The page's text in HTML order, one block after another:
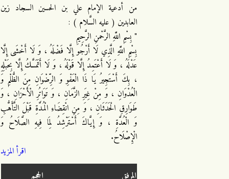
من أدعية الإمام علي بن الحسين السجاد زين
العابدين ( عليه السَّلام ) :
" بِسْمِ اللَّهِ الرَّحْمنِ الرَّحِيمِ
بِسْمِ اللَّهِ الَّذِي لَا أَرْجُو إِلَّا فَضْلَهُ ، وَ لَا أَخْشَى إِلَّا
عَدْلَهُ ، وَ لَا أَعْتَمِدُ إِلَّا قَوْلَهُ ، وَ لَا أَتَمَسَّكُ إِلَّا بِحَبْلِهِ
، بِكَ أَسْتَجِيرُ يَا ذَا الْعَفْوِ وَ الرِّضْوَانِ مِنَ الظُّلْمِ وَ
الْعُدْوَانِ ، وَ مِنْ غِيَرِ الزَّمَانِ ، وَ تَوَاتُرِ الْأَحْزَانِ ، وَ
طَوَارِقِ الْحَدَثَانِ ، وَ مِنِ انْقِضَاءِ الْمُدَّةِ قَبْلَ التَّأَهُّبِ
وَ الْعُدَّةِ ، وَ إِيَّاكَ أَسْتَرْشِدُ لِمَا فِيهِ الصَّلَاحُ وَ
الْإِصْلَاحُ.
اقرأ المزيد
المرفق
الحجم